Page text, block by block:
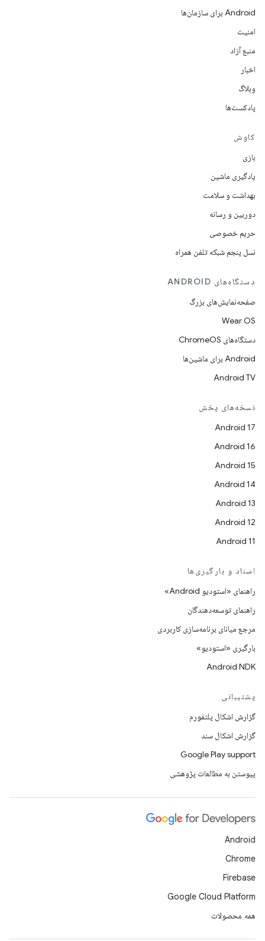
Android برای سازمان‌ها
امنیت
منبع آزاد
اخبار
وبلاگ
پادکست‌ها
کاوش
بازی
یادگیری ماشین
بهداشت و سلامت
دوربین و رسانه
حریم خصوصی
نسل پنجم شبکه تلفن همراه
دستگاه‌های ANDROID
صفحه‌نمایش‌های بزرگ
Wear OS
دستگاه‌های ChromeOS
Android برای ماشین‌ها
Android TV
نسخه‌های پخش
Android 17
Android 16
Android 15
Android 14
Android 13
Android 12
Android 11
اسناد و بارگیری‌ها
راهنمای «استودیو Android»
راهنمای توسعه‌دهندگان
مرجع میانای برنامه‌سازی کاربردی
بارگیری «استودیو»
Android NDK
پشتیبانی
گزارش اشکال پلتفورم
گزارش اشکال سند
Google Play support
پیوستن به مطالعات پژوهشی
Android
Chrome
Firebase
Google Cloud Platform
همه محصولات